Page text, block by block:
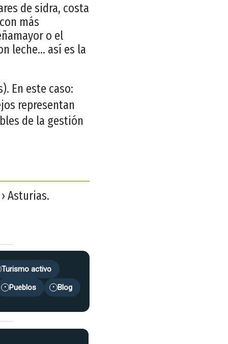
de sidra, costa
más
o el
leche… así es la
En este caso:
representan
de la gestión
Asturias.
Turismo activo
• Pueblos • Blog